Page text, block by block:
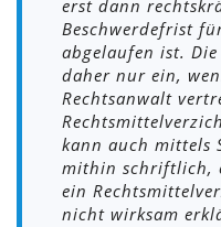
erst dann
Beschwerdefrist
abgelaufen ist.
daher nur ein,
Rechtsanwalt
kann auch mittels
mithin schriftlich,
ein
nicht wirksam